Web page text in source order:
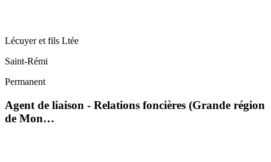
Lécuyer et fils Ltée
Saint-Rémi
Permanent
Agent de liaison - Relations foncières (Grande région
de Mon…